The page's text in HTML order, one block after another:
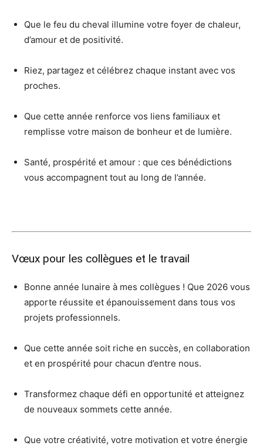
Que le feu du cheval illumine votre foyer de chaleur,
d’amour et de positivité.
Riez, partagez et célébrez chaque instant avec vos
proches.
Que cette année renforce vos liens familiaux et
remplisse votre maison de bonheur et de lumière.
Santé, prospérité et amour : que ces bénédictions
vous accompagnent tout au long de l’année.
Vœux pour les collègues et le travail
Bonne année lunaire à mes collègues ! Que 2026 vous
apporte réussite et épanouissement dans tous vos
projets professionnels.
Que cette année soit riche en succès, en collaboration
et en prospérité pour chacun d’entre nous.
Transformez chaque défi en opportunité et atteignez
de nouveaux sommets cette année.
Que votre créativité, votre motivation et votre énergie